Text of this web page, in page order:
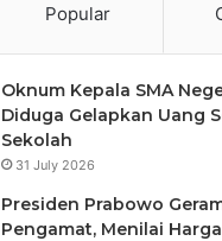
Popular
Oknum Kepala SMA
Diduga Gelapkan Uang
Sekolah
31 July 2026
Presiden Prabowo
Pengamat, Menilai